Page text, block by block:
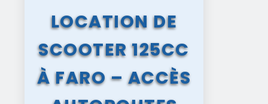
LOCATION DE
SCOOTER 125CC
À FARO – ACCÈS